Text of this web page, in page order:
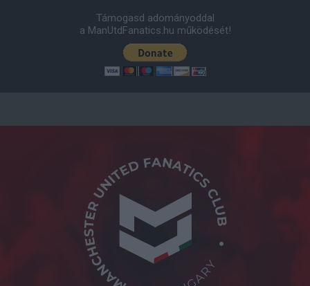
Támogasd adományoddal
a ManUtdFanatics.hu működését!